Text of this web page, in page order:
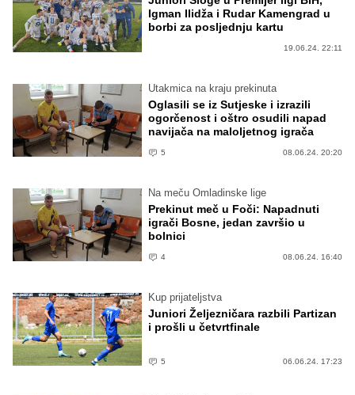
Igman Ilidža i Rudar Kamengrad u
borbi za posljednju kartu
19.06.24. 22:11
Utakmica na kraju prekinuta
Oglasili se iz Sutjeske i izrazili
ogorčenost i oštro osudili napad
navijača na maloljetnog igrača
5 08.06.24. 20:20
Na meču Omladinske lige
Prekinut meč u Foči: Napadnuti
igrači Bosne, jedan završio u
bolnici
4 08.06.24. 16:40
Kup prijateljstva
Juniori Željezničara razbili Partizan
i prošli u četvrtfinale
5 06.06.24. 17:23